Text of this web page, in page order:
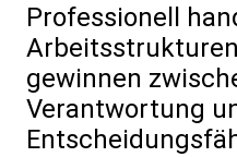
Professionell
gewinnen
Verantwortung